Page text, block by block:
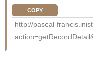
COPY
http://pascal-